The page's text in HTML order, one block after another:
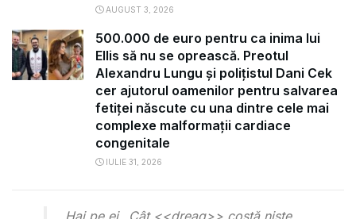
AUGUST 3, 2026
500.000 de euro pentru ca inima lui
Ellis să nu se oprească. Preotul
Alexandru Lungu și polițistul Dani Cek
cer ajutorul oamenilor pentru salvarea
fetiței născute cu una dintre cele mai
complexe malformații cardiace
congenitale
IULIE 31, 2026